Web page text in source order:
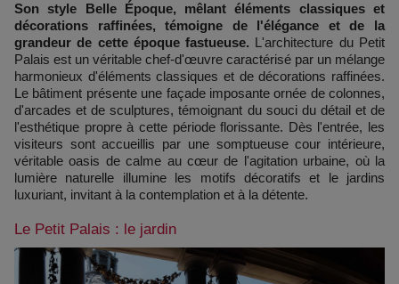
Son style Belle Époque, mêlant éléments classiques et
décorations raffinées, témoigne de l'élégance et de la
grandeur de cette époque fastueuse. L'architecture du Petit
Palais est un véritable chef-d'œuvre caractérisé par un mélange
harmonieux d'éléments classiques et de décorations raffinées.
Le bâtiment présente une façade imposante ornée de colonnes,
d'arcades et de sculptures, témoignant du souci du détail et de
l'esthétique propre à cette période florissante. Dès l'entrée, les
visiteurs sont accueillis par une somptueuse cour intérieure,
véritable oasis de calme au cœur de l'agitation urbaine, où la
lumière naturelle illumine les motifs décoratifs et le jardins
luxuriant, invitant à la contemplation et à la détente.
Le Petit Palais : le jardin